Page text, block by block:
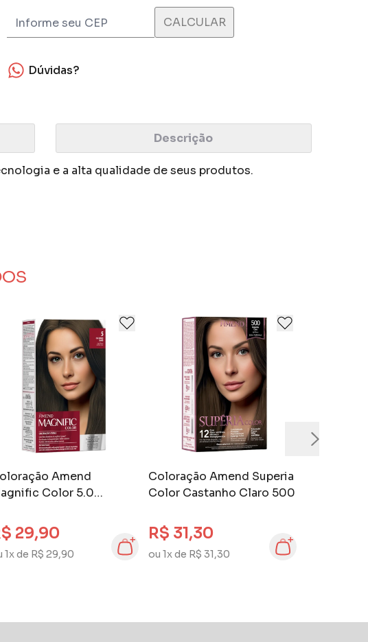
Dúvidas?
Descrição
e a alta qualidade de seus produtos.
Amend
Color 5.0
29,90
1x de R$ 29,90
Coloração Amend Superia
Color Castanho Claro 500
R$ 31,30
ou 1x de R$ 31,30